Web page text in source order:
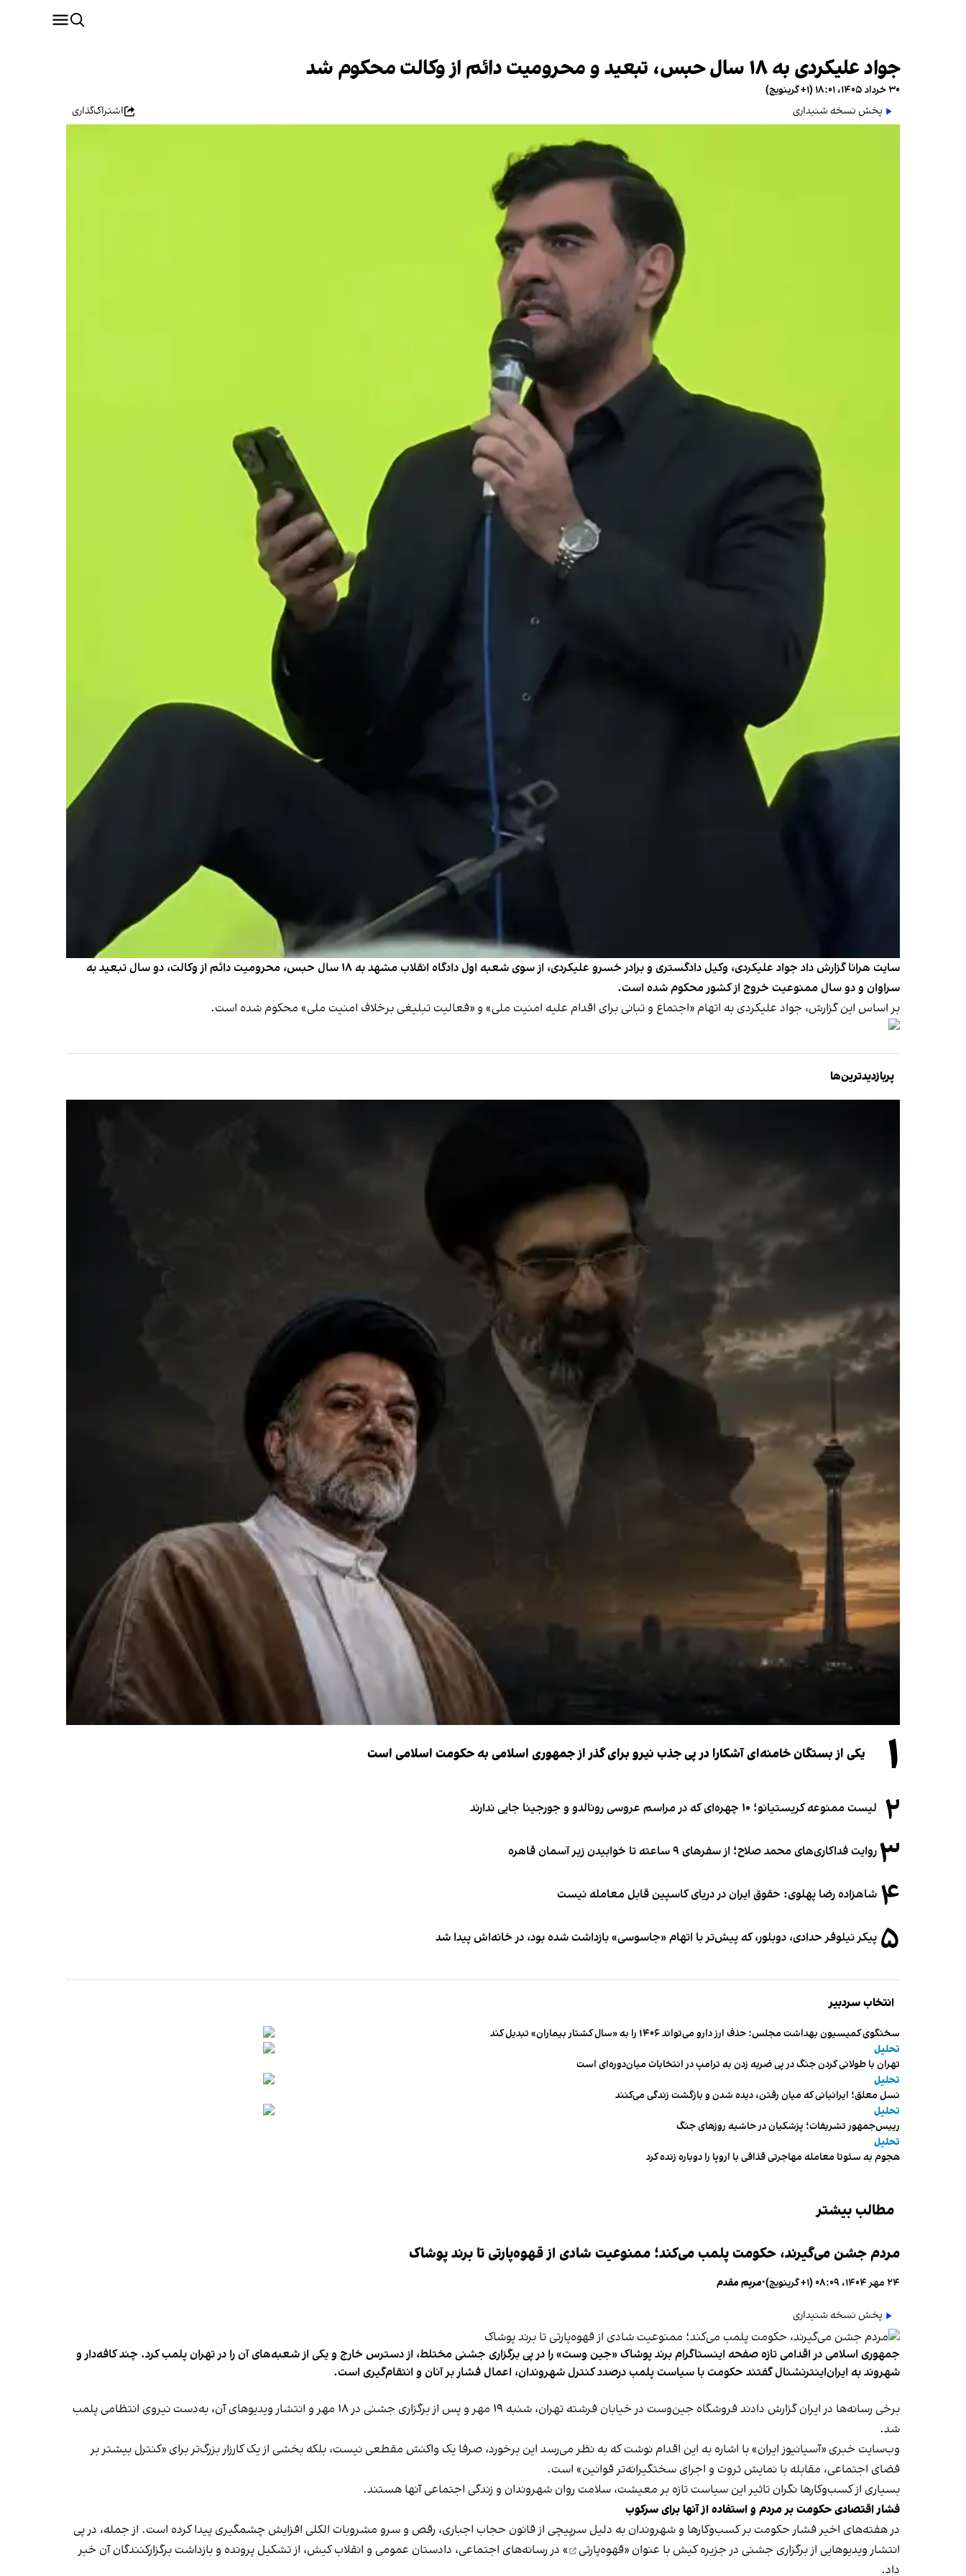
جواد علیکردی به ۱۸ سال حبس، تبعید و محرومیت دائم از وکالت محکوم شد
۳۰ خرداد ۱۴۰۵، ۱۸:۰۱ (‎+۱ گرینویچ)
پخش نسخه شنیداری
اشتراک‌گذاری
سایت هرانا گزارش داد جواد علیکردی، وکیل دادگستری و برادر خسرو علیکردی، از سوی شعبه اول دادگاه انقلاب مشهد به ۱۸ سال حبس، محرومیت دائم از وکالت، دو سال تبعید به
سراوان و دو سال ممنوعیت خروج از کشور محکوم شده است.
بر اساس این گزارش، جواد علیکردی به اتهام «اجتماع و تبانی برای اقدام علیه امنیت ملی» و «فعالیت تبلیغی برخلاف امنیت ملی» محکوم شده است.
پربازدیدترین‌ها
۱ یکی از بستگان خامنه‌ای آشکارا در پی جذب نیرو برای گذر از جمهوری اسلامی به حکومت اسلامی است
۲ لیست ممنوعه کریستیانو؛ ۱۰ چهره‌ای که در مراسم عروسی رونالدو و جورجینا جایی ندارند
۳روایت فداکاری‌های محمد صلاح؛ از سفرهای ۹ ساعته تا خوابیدن زیر آسمان قاهره
۴ شاهزاده رضا پهلوی: حقوق ایران در دریای کاسپین قابل معامله نیست
۵ پیکر نیلوفر حدادی، دوبلور، که پیش‌تر با اتهام «جاسوسی» بازداشت شده بود، در خانه‌اش پیدا شد
انتخاب سردبیر
سخنگوی کمیسیون بهداشت مجلس: حذف ارز دارو می‌تواند ۱۴۰۶ را به «سال کشتار بیماران» تبدیل کند
تحلیل
تهران با طولانی کردن جنگ در پی ضربه زدن به ترامپ در انتخابات میان‌دوره‌ای است
تحلیل
نسل معلق؛ ایرانیانی که میان رفتن، دیده شدن و بازگشت زندگی می‌کنند
تحلیل
رییس‌جمهور تشریفات؛ پزشکیان در حاشیه روزهای جنگ
تحلیل
هجوم به سئوتا معامله مهاجرتی قذافی با اروپا را دوباره زنده کرد
مطالب بیشتر
مردم جشن می‌گیرند، حکومت پلمب می‌کند؛ ممنوعیت شادی از قهوه‌پارتی تا برند پوشاک
۲۴ مهر ۱۴۰۴، ۰۸:۰۹ (‎+۱ گرینویچ) •مریم مقدم
پخش نسخه شنیداری
جمهوری اسلامی در اقدامی تازه صفحه اینستاگرام برند پوشاک «جین وست» را در پی برگزاری جشنی مختلط، از دسترس خارج و یکی از شعبه‌های آن را در تهران پلمب کرد. چند کافه‌‌دار و
شهروند به ایران‌اینترنشنال گفتند حکومت با سیاست پلمب درصدد کنترل شهروندان، اعمال فشار بر آنان و انتقام‌گیری است.
برخی رسانه‌ها در ایران گزارش دادند فروشگاه جین‌وست در خیابان فرشته تهران، شنبه ۱۹ مهر و پس از برگزاری جشنی در ۱۸ مهر و انتشار ویدیوهای آن، به‌دست نیروی انتظامی پلمب
شد.
وب‌سایت خبری «آسیانیوز ایران» با اشاره به این اقدام نوشت که به نظر می‌رسد این برخورد، صرفا یک واکنش مقطعی نیست، بلکه بخشی از یک کارزار بزرگ‌تر برای «کنترل بیشتر بر
فضای اجتماعی، مقابله با نمایش ثروت و اجرای سختگیرانه‌تر قوانین» است.
بسیاری از کسب‌وکارها نگران تاثیر این سیاست‌ تازه بر معیشت، سلامت روان شهروندان و زندگی اجتماعی آنها هستند.
فشار اقتصادی حکومت بر مردم و استفاده از آنها برای سرکوب
در هفته‌های اخیر فشار حکومت بر کسب‌وکارها و شهروندان به دلیل سرپیچی از قانون حجاب اجباری، رقص و سرو مشروبات الکلی افزایش چشمگیری پیدا کرده است. از جمله، در پی
انتشار ویدیوهایی از برگزاری جشنی در جزیره کیش با عنوان «قهوه‌پارتی
» در رسانه‌های اجتماعی، دادستان عمومی و انقلاب کیش، از تشکیل پرونده و بازداشت برگزارکنندگان آن خبر
داد.